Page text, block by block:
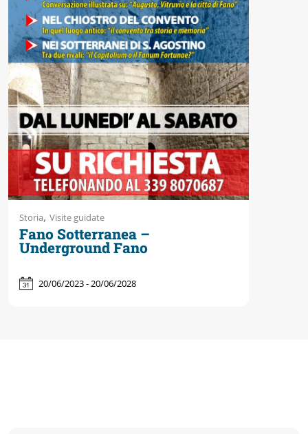
Storia, Visite guidate
Fano Sotterranea –
Underground Fano
20/06/2023 - 20/06/2028